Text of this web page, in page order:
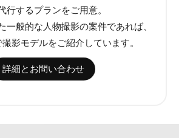
行するプランをご用意。
一般的な人物撮影の案件であれば、
影モデルをご紹介しています。
詳細とお問い合わせ